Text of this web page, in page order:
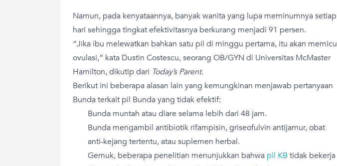
Namun, pada kenyataannya, banyak wanita yang lupa meminumnya setiap
hari sehingga tingkat efektivitasnya berkurang menjadi 91 persen.
“Jika ibu melewatkan bahkan satu pil di minggu pertama, itu akan memicu
ovulasi,” kata Dustin Costescu, seorang OB/GYN di Universitas McMaster
Hamilton, dikutip dari Today’s Parent.
Berikut ini beberapa alasan lain yang kemungkinan menjawab pertanyaan
Bunda terkait pil Bunda yang tidak efektif:
Bunda muntah atau diare selama lebih dari 48 jam.
Bunda mengambil antibiotik rifampisin, griseofulvin antijamur, obat
anti-kejang tertentu, atau suplemen herbal.
Gemuk, beberapa penelitian menunjukkan bahwa pil KB tidak bekerja